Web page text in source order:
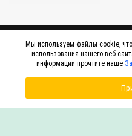
© 2015-2026 Интернет-магазин
Мы используем файлы cookie,
использования нашего веб-
информации прочтите наше